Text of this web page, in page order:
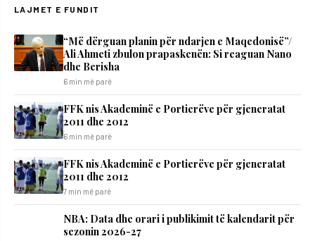
LAJMET E FUNDIT
“Më dërguan planin për ndarjen e Maqedonisë”/
Ali Ahmeti zbulon prapaskenën: Si reaguan Nano
dhe Berisha
6 min më parë
FFK nis Akademinë e Portierëve për gjeneratat
2011 dhe 2012
6 min më parë
FFK nis Akademinë e Portierëve për gjeneratat
2011 dhe 2012
7 min më parë
NBA: Data dhe orari i publikimit të kalendarit për
sezonin 2026-27